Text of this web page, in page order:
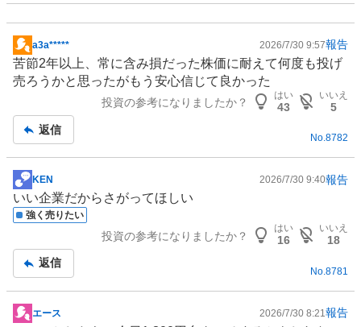
掲
示
板
a3a***** 2026/7/30 9:57報告
苦節2年以上、常に含み損だった株価に耐えて何度も投げ
売ろうかと思ったがもう安心信じて良かった
投資の参考になりましたか？
はい
43
いいえ
5
返信
No.8782
掲
示
板
KEN 2026/7/30 9:40報告
いい企業だからさがってほしい
強く売りたい
投資の参考になりましたか？
はい
16
いいえ
18
返信
No. 8781
掲
エース 2026/7/30 8:21 報告